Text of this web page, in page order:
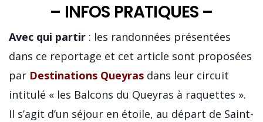
– INFOS PRATIQUES –
Avec qui partir : les randonnées présentées
dans ce reportage et cet article sont proposées
par Destinations Queyras dans leur circuit
intitulé « les Balcons du Queyras à raquettes ».
Il s’agit d’un séjour en étoile, au départ de Saint-